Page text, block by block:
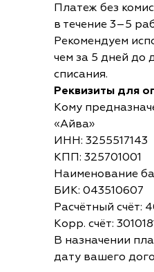
Платеж без
в течение 3–5
Рекомендуем
чем за 5 дней до
списания.
Реквизиты для
Кому
«Айва»
ИНН: 3255517143
КПП: 325701001
Наименование
БИК: 043510607
Расчётный счёт:
Корр. счёт:
В назначении
дату вашего